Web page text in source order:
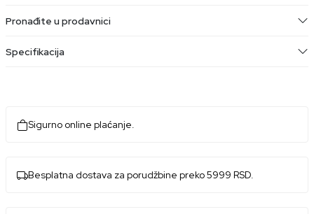
Pronađite u prodavnici
Specifikacija
Sigurno online plaćanje.
Besplatna dostava za porudžbine preko 5999 RSD.